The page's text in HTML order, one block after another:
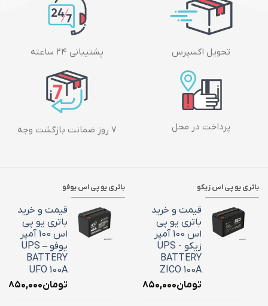
تحویل اکسپرس پشتیبانی ۲۴ ساعته
پرداخت در محل ۷ روز ضمانت بازگشت وجه
باتری یو پی اس زیکو
قیمت و خرید
باتری یو پی
اس 100 آمپر
زیکو - UPS
BATTERY
ZICO 100A
تومان۳۶,۸۵۰,۰۰۰
باتری یو پی اس یوفو
قیمت و خرید
باتری یو پی
اس 100 آمپر
یوفو – UPS
BATTERY
UFO 100A
تومان